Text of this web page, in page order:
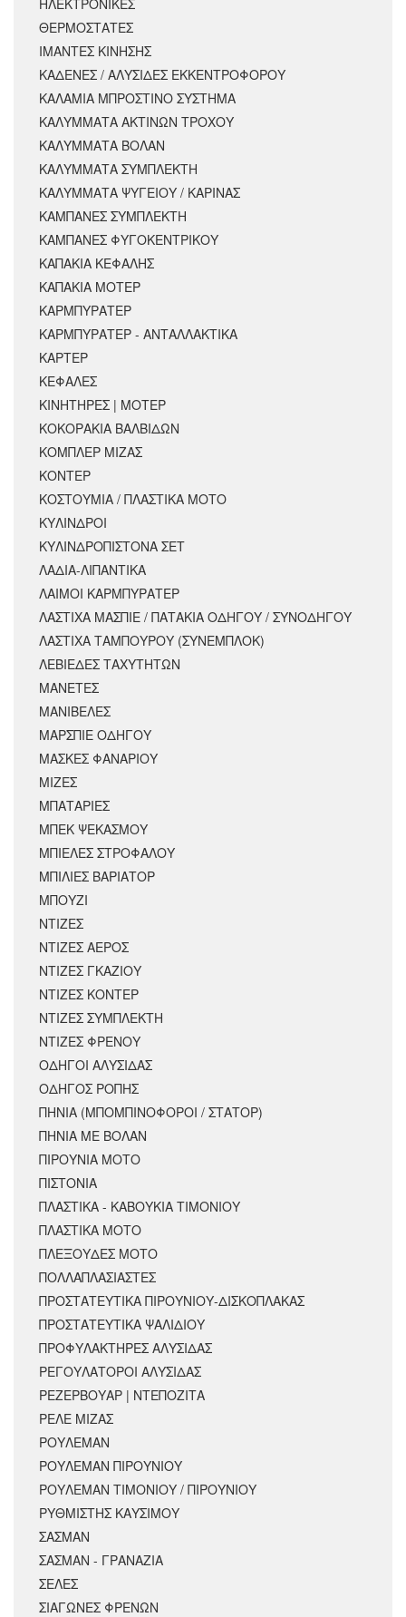
ΘΕΡΜΟΣΤΑΤΕΣ
ΙΜΑΝΤΕΣ ΚΙΝΗΣΗΣ
ΚΑΔΕΝΕΣ / ΑΛΥΣΙΔΕΣ ΕΚΚΕΝΤΡΟΦΟΡΟΥ
ΚΑΛΑΜΙΑ ΜΠΡΟΣΤΙΝΟ ΣΥΣΤΗΜΑ
ΚΑΛΥΜΜΑΤΑ ΑΚΤΙΝΩΝ ΤΡΟΧΟΥ
ΚΑΛΥΜΜΑΤΑ ΒΟΛΑΝ
ΚΑΛΥΜΜΑΤΑ ΣΥΜΠΛΕΚΤΗ
ΚΑΛΥΜΜΑΤΑ ΨΥΓΕΙΟΥ / ΚΑΡΙΝΑΣ
ΚΑΜΠΑΝΕΣ ΣΥΜΠΛΕΚΤΗ
ΚΑΜΠΑΝΕΣ ΦΥΓΟΚΕΝΤΡΙΚΟΥ
ΚΑΠΑΚΙΑ ΚΕΦΑΛΗΣ
ΚΑΠΑΚΙΑ ΜΟΤΕΡ
ΚΑΡΜΠΥΡΑΤΕΡ
ΚΑΡΜΠΥΡΑΤΕΡ - ΑΝΤΑΛΛΑΚΤΙΚΑ
ΚΑΡΤΕΡ
ΚΕΦΑΛΕΣ
ΚΙΝΗΤΗΡΕΣ | ΜΟΤΕΡ
ΚΟΚΟΡΑΚΙΑ ΒΑΛΒΙΔΩΝ
ΚΟΜΠΛΕΡ ΜΙΖΑΣ
ΚΟΝΤΕΡ
ΚΟΣΤΟΥΜΙΑ / ΠΛΑΣΤΙΚΑ ΜΟΤΟ
ΚΥΛΙΝΔΡΟΙ
ΚΥΛΙΝΔΡΟΠΙΣΤΟΝΑ ΣΕΤ
ΛΑΔΙΑ-ΛΙΠΑΝΤΙΚΑ
ΛΑΙΜΟΙ ΚΑΡΜΠΥΡΑΤΕΡ
ΛΑΣΤΙΧΑ ΜΑΣΠΙΕ / ΠΑΤΑΚΙΑ ΟΔΗΓΟΥ / ΣΥΝΟΔΗΓΟΥ
ΛΑΣΤΙΧΑ ΤΑΜΠΟΥΡΟΥ (ΣΥΝΕΜΠΛΟΚ)
ΛΕΒΙΕΔΕΣ ΤΑΧΥΤΗΤΩΝ
ΜΑΝΕΤΕΣ
ΜΑΝΙΒΕΛΕΣ
ΜΑΡΣΠΙΕ ΟΔΗΓΟΥ
ΜΑΣΚΕΣ ΦΑΝΑΡΙΟΥ
ΜΙΖΕΣ
ΜΠΑΤΑΡΙΕΣ
ΜΠΕΚ ΨΕΚΑΣΜΟΥ
ΜΠΙΕΛΕΣ ΣΤΡΟΦΑΛΟΥ
ΜΠΙΛΙΕΣ ΒΑΡΙΑΤΟΡ
ΜΠΟΥΖΙ
ΝΤΙΖΕΣ
ΝΤΙΖΕΣ ΑΕΡΟΣ
ΝΤΙΖΕΣ ΓΚΑΖΙΟΥ
ΝΤΙΖΕΣ ΚΟΝΤΕΡ
ΝΤΙΖΕΣ ΣΥΜΠΛΕΚΤΗ
ΝΤΙΖΕΣ ΦΡΕΝΟΥ
ΟΔΗΓΟΙ ΑΛΥΣΙΔΑΣ
ΟΔΗΓΟΣ ΡΟΠΗΣ
ΠΗΝΙΑ (ΜΠΟΜΠΙΝΟΦΟΡΟΙ / ΣΤΑΤΟΡ)
ΠΗΝΙΑ ΜΕ ΒΟΛΑΝ
ΠΙΡΟΥΝΙΑ ΜΟΤΟ
ΠΙΣΤΟΝΙΑ
ΠΛΑΣΤΙΚΑ - ΚΑΒΟΥΚΙΑ ΤΙΜΟΝΙΟΥ
ΠΛΑΣΤΙΚΑ ΜΟΤΟ
ΠΛΕΞΟΥΔΕΣ ΜΟΤΟ
ΠΟΛΛΑΠΛΑΣΙΑΣΤΕΣ
ΠΡΟΣΤΑΤΕΥΤΙΚΑ ΠΙΡΟΥΝΙΟΥ-ΔΙΣΚΟΠΛΑΚΑΣ
ΠΡΟΣΤΑΤΕΥΤΙΚΑ ΨΑΛΙΔΙΟΥ
ΠΡΟΦΥΛΑΚΤΗΡΕΣ ΑΛΥΣΙΔΑΣ
ΡΕΓΟΥΛΑΤΟΡΟΙ ΑΛΥΣΙΔΑΣ
ΡΕΖΕΡΒΟΥΑΡ | ΝΤΕΠΟΖΙΤΑ
ΡΕΛΕ ΜΙΖΑΣ
ΡΟΥΛΕΜΑΝ
ΡΟΥΛΕΜΑΝ ΠΙΡΟΥΝΙΟΥ
ΡΟΥΛΕΜΑΝ ΤΙΜΟΝΙΟΥ / ΠΙΡΟΥΝΙΟΥ
ΡΥΘΜΙΣΤΗΣ ΚΑΥΣΙΜΟΥ
ΣΑΣΜΑΝ
ΣΑΣΜΑΝ - ΓΡΑΝΑΖΙΑ
ΣΕΛΕΣ
ΣΙΑΓΩΝΕΣ ΦΡΕΝΩΝ